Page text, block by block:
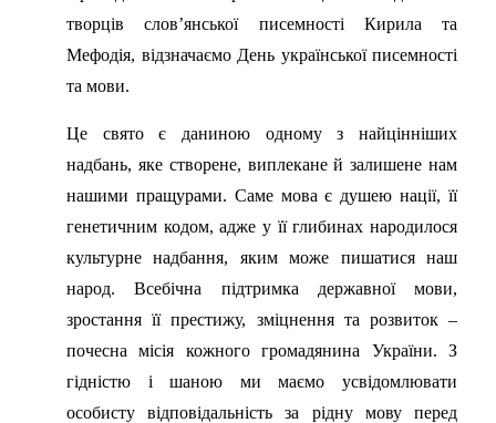
творців слов’янської писемності Кирила та
Мефодія, відзначаємо День української писемності
та мови.
Це свято є даниною одному з найцінніших
надбань, яке створене, виплекане й залишене нам
нашими пращурами. Саме мова є душею нації, її
генетичним кодом, адже у її глибинах народилося
культурне надбання, яким може пишатися наш
народ. Всебічна підтримка державної мови,
зростання її престижу, зміцнення та розвиток –
почесна місія кожного громадянина України. З
гідністю і шаною ми маємо усвідомлювати
особисту відповідальність за рідну мову перед